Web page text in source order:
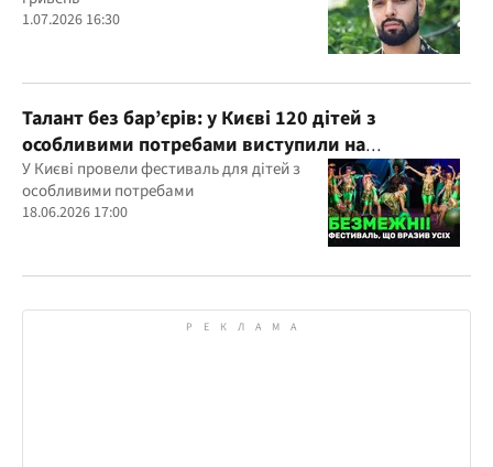
1.07.2026 16:30
Талант без бар’єрів: у Києві 120 дітей з
особливими потребами виступили на
всеукраїнському фестивалі
У Києві провели фестиваль для дітей з
особливими потребами
18.06.2026 17:00